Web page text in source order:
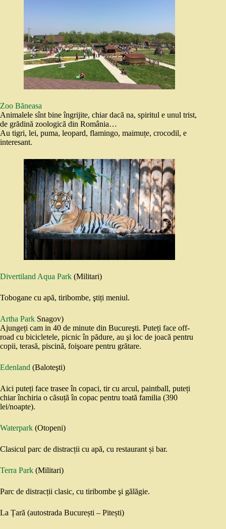
Zoo Băneasa
Animalele sînt bine îngrijite, chiar dacă na, spiritul e unul trist,
de grădină zoologică din România…
Au tigri, lei, puma, leopard, flamingo, maimuțe, crocodil, e
interesant.
Divertiland Aqua Park (Militari)
Tobogane cu apă, tiribombe, ştiți meniul.
Artha Park Snagov)
Ajungeți cam in 40 de minute din Bucureşti. Puteți face off-
road cu bicicletele, picnic în pădure, au şi loc de joacă pentru
copii, terasă, piscină, foişoare pentru grătare.
Edenland (Baloteşti)
Aici puteți face trasee în copaci, tir cu arcul, paintball, puteți
chiar închiria o căsuță în copac pentru toată familia (390
lei/noapte).
Waterpark (Otopeni)
Clasicul parc de distracții cu apă, cu restaurant și bar.
Terra Park (Militari)
Parc de distracții clasic, cu tiribombe şi gălăgie.
La Țară (autostrada București – Pitești)